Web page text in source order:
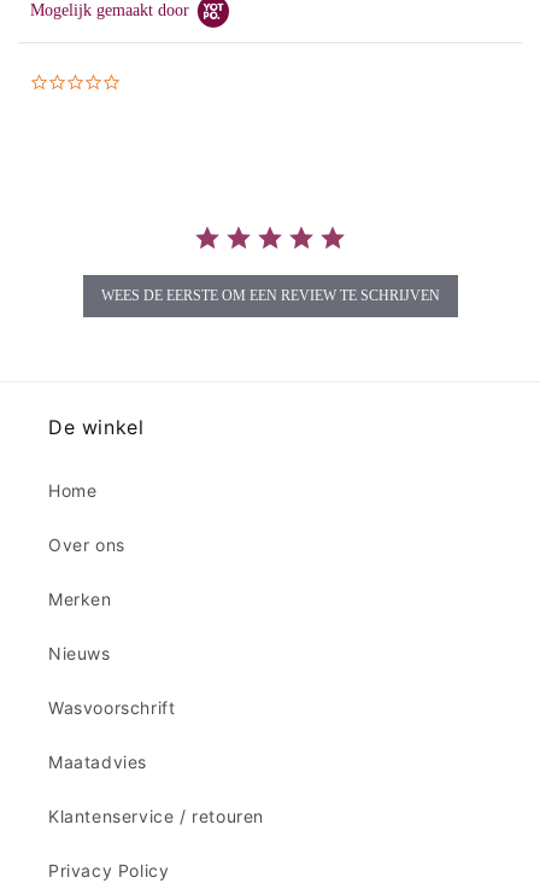
Mogelijk gemaakt door
WEES DE EERSTE OM EEN REVIEW TE SCHRIJVEN
De winkel
Home
Over ons
Merken
Nieuws
Wasvoorschrift
Maatadvies
Klantenservice / retouren
Privacy Policy